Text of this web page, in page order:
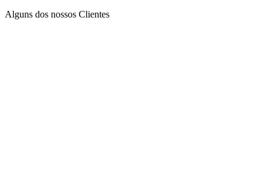
Alguns dos nossos Clientes